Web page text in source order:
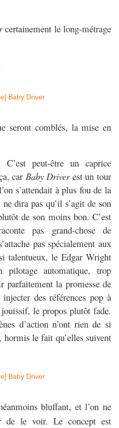
certainement le long-métrage
seront comblés, la mise en
peut-être un caprice
car Baby Driverest un tour
s’attendait à plus fou de la
dira pas qu’il s’agit de son
de son moins bon. C’est
pas grand-chose de
pas spécialement aux
talentueux, le Edgar Wright
pilotage automatique, trop
parfaitement la promesse de
des références pop à
le propos plutôt fade.
d’action n’ont rien de si
le fait qu’elles suivent
bluffant, et l’on ne
de le voir. Le concept est